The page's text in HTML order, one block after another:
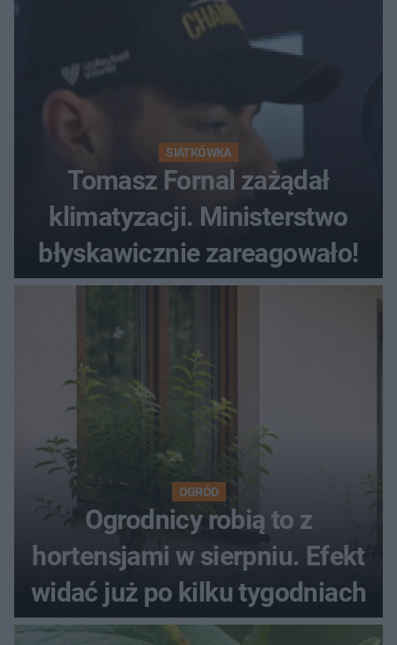
SIATKÓWKA
Tomasz Fornal zażądał
klimatyzacji. Ministerstwo
błyskawicznie zareagowało!
OGRÓD
Ogrodnicy robią to z
hortensjami w sierpniu. Efekt
widać już po kilku tygodniach